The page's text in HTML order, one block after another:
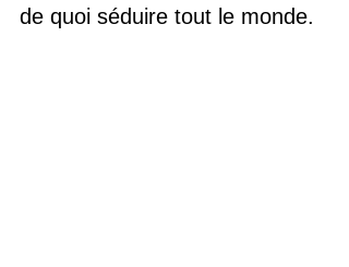
de quoi séduire tout le monde.